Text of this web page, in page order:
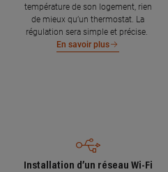
température de son logement, rien
de mieux qu’un thermostat. La
régulation sera simple et précise.
En savoir plus
Installation d’un réseau Wi-Fi